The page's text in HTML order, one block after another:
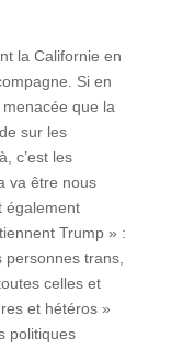
la Californie en
Si en
que la
sur les
c’est les
va être nous
également
Trump » :
trans,
celles et
et hétéros »
politiques